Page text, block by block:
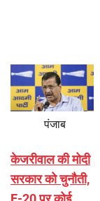
पंजाब
केजरीवाल की मोदी
सरकार को चुनौती,